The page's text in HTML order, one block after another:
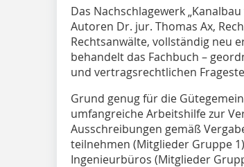
Das Nachschlagewerk
Autoren Dr. jur. Thomas Ax,
Rechtsanwälte, vollständig neu
behandelt das Fachbuch –
und vertragsrechtlichen
Grund genug für die
umfangreiche Arbeitshilfe zur
Ausschreibungen gemäß
teilnehmen (Mitglieder Gruppe
Ingenieurbüros (Mitglieder